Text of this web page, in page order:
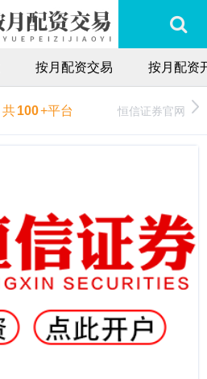
按月配资交易 按月配资
共100+平台 恒信证券官网